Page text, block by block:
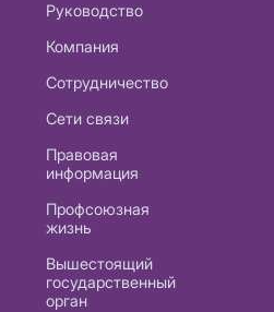
Руководство
Компания
Сотрудничество
Сети связи
Правовая
информация
Профсоюзная
жизнь
Вышестоящий
государственный
орган